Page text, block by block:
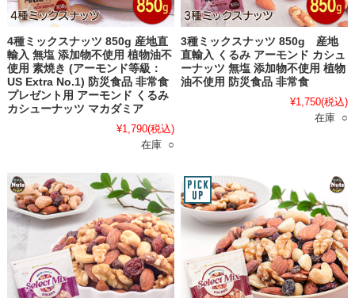
4種ミックスナッツ 850g 産地直
輸入 無塩 添加物不使用 植物油不
使用 素焼き (アーモンド等級：
US Extra No.1) 防災食品 非常食
プレゼント用 アーモンド くるみ
カシューナッツ マカダミア
¥1,790(税込)
在庫 ○
3種ミックスナッツ 850g 産地
直輸入 くるみ アーモンド カシュ
ーナッツ 無塩 添加物不使用 植物
油不使用 防災食品 非常食
¥1,750(税込)
在庫 ○